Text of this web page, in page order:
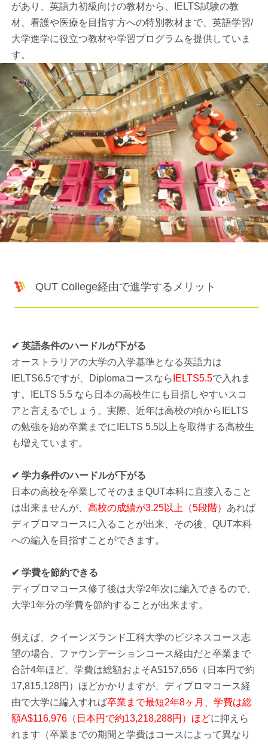
があり、英語力初級向けの教材から、IELTS試験の教
材、看護や医療を目指す方への特別教材まで、英語学習/
大学進学に役立つ教材や学習プログラムを提供していま
す。
QUT College経由で進学するメリット
✔ 英語条件のハードルが下がる
オーストラリアの大学の入学基準となる英語力は
IELTS6.5ですが、Diplomaコースなら IELTS5.5で入れま
す。IELTS 5.5 なら日本の高校生にも目指しやすいスコ
アと言えるでしょう。実際、近年は高校の頃からIELTS
の勉強を始め卒業までにIELTS 5.5以上を取得する高校生
も増えています。
✔ 学力条件のハードルが下がる
日本の高校を卒業してそのままQUT本科に直接入ること
は出来ませんが、高校の成績が3.25以上（5段階） あれば
ディプロマコースに入ることが出来、その後、QUT本科
への編入を目指すことができます。
✔ 学費を節約できる
ディプロマコース修了後は大学2年次に編入できるので、
大学1年分の学費を節約することが出来ます。
例えば、クイーンズランド工科大学のビジネスコース志
望の場合、ファウンデーションコース経由だと卒業まで
合計4年ほど、学費は総額およそA$157,656（日本円で約
17,815,128円）ほどかかりますが、ディプロマコース経
由で大学に編入すれば卒業まで最短2年8ヶ月、学費は総
額A$116,976（日本円で約13,218,288円）ほどに抑えら
れます（卒業までの期間と学費はコースによって異なり